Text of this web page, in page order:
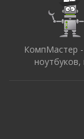
КомпМастер